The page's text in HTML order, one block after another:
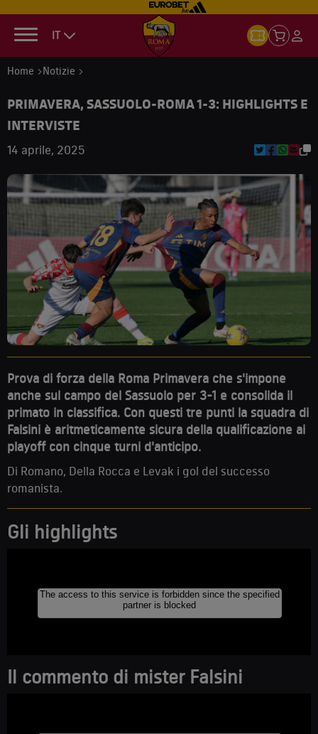
IT
Home Notizie
PRIMAVERA, SASSUOLO-ROMA 1-3: HIGHLIGHTS E
INTERVISTE
14 aprile, 2025
Prova di forza della Roma Primavera che s'impone
anche sul campo del Sassuolo per 3-1 e consolida il
primato in classifica. Con questi tre punti la squadra di
Falsini è aritmeticamente sicura della qualificazione ai
playoff con cinque turni d'anticipo.
Di Romano, Della Rocca e Levak i gol del successo
romanista.
Gli highlights
Il commento di mister Falsini